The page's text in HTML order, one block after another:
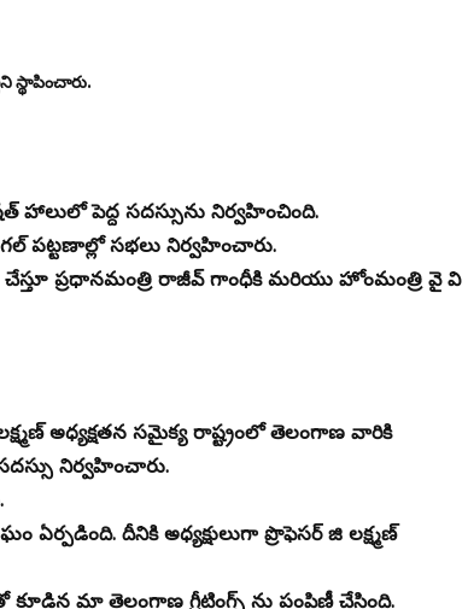
స్థాపించారు.
హాలులో పెద్ద సదస్సును నిర్వహించింది.
పట్టణాల్లో సభలు నిర్వహించారు.
చేస్తూ ప్రధానమంత్రి రాజీవ్ గాంధీకి మరియు హోంమంత్రి వై వి
అధ్యక్షతన సమైక్య రాష్ట్రంలో తెలంగాణ వారికి
నిర్వహించారు.
దీనికి అధ్యక్షులుగా ప్రొఫెసర్ జి లక్ష్మణ్